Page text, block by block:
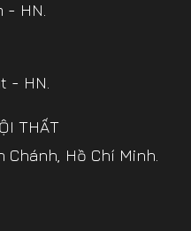
HN.
- HN.
THẤT
Hồ Chí Minh.